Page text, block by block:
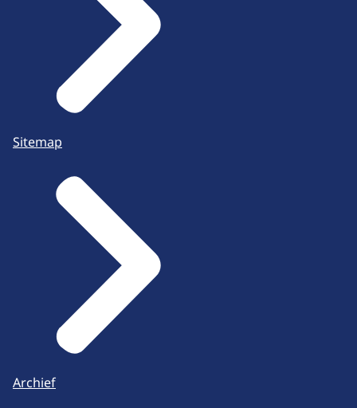
Sitemap
Archief